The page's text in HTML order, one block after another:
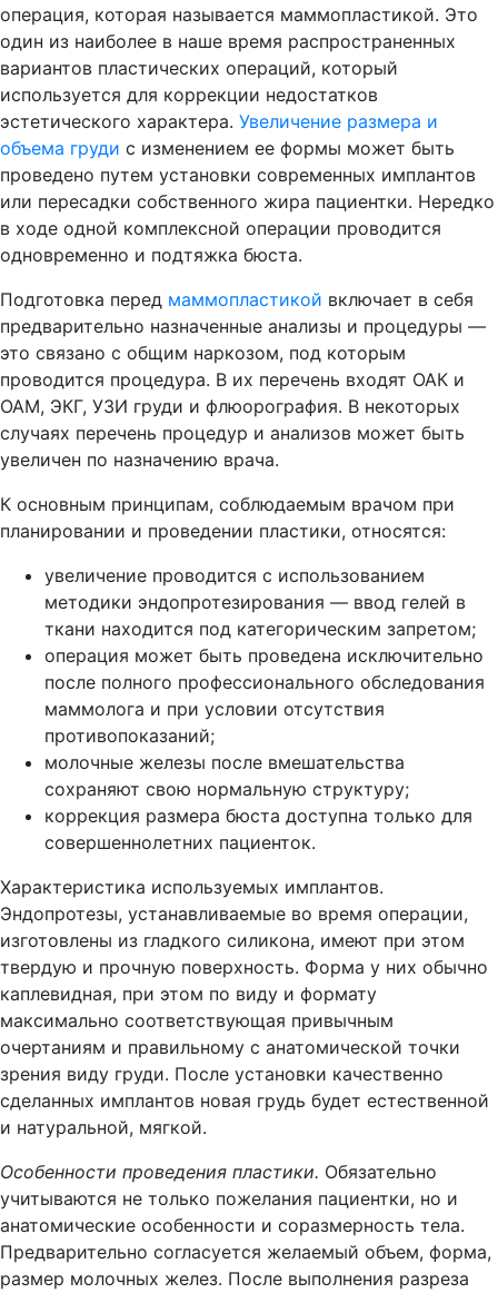
операция, которая называется маммопластикой. Это
один из наиболее в наше время распространенных
вариантов пластических операций, который
используется для коррекции недостатков
эстетического характера. Увеличение размера и
объема груди с изменением ее формы может быть
проведено путем установки современных имплантов
или пересадки собственного жира пациентки. Нередко
в ходе одной комплексной операции проводится
одновременно и подтяжка бюста.
Подготовка перед маммопластикой включает в себя
предварительно назначенные анализы и процедуры —
это связано с общим наркозом, под которым
проводится процедура. В их перечень входят ОАК и
ОАМ, ЭКГ, УЗИ груди и флюорография. В некоторых
случаях перечень процедур и анализов может быть
увеличен по назначению врача.
К основным принципам, соблюдаемым врачом при
планировании и проведении пластики, относятся:
увеличение проводится с использованием
методики эндопротезирования — ввод гелей в
ткани находится под категорическим запретом;
операция может быть проведена исключительно
после полного профессионального обследования
маммолога и при условии отсутствия
противопоказаний;
молочные железы после вмешательства
сохраняют свою нормальную структуру;
коррекция размера бюста доступна только для
совершеннолетних пациенток.
Характеристика используемых имплантов.
Эндопротезы, устанавливаемые во время операции,
изготовлены из гладкого силикона, имеют при этом
твердую и прочную поверхность. Форма у них обычно
каплевидная, при этом по виду и формату
максимально соответствующая привычным
очертаниям и правильному с анатомической точки
зрения виду груди. После установки качественно
сделанных имплантов новая грудь будет естественной
и натуральной, мягкой.
Особенности проведения пластики. Обязательно
учитываются не только пожелания пациентки, но и
анатомические особенности и соразмерность тела.
Предварительно согласуется желаемый объем, форма,
размер молочных желез. После выполнения разреза